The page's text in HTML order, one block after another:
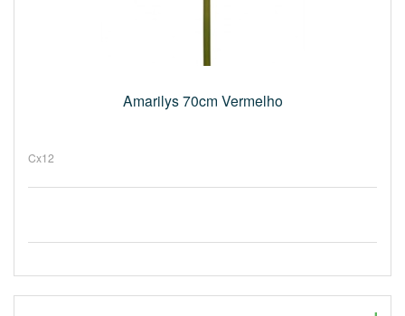
Amarilys 70cm Vermelho
Cx12